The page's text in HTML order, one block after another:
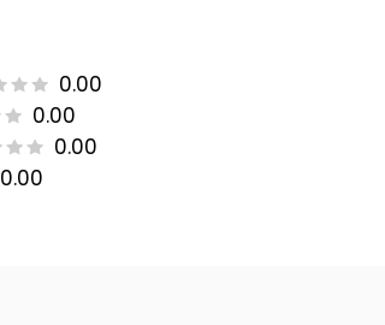
0.00
0.00
0.00
0.00